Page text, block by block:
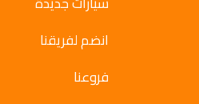
انضم لفريقنا
فروعنا